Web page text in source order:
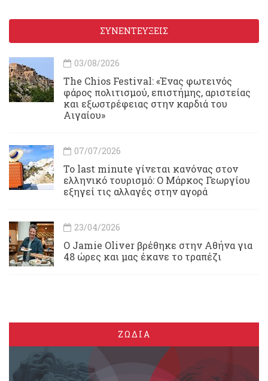
ΣΥΝΕΝΤΕΥΞΕΙΣ
03/08/2026
Τhe Chios Festival: «Ένας φωτεινός
φάρος πολιτισμού, επιστήμης, αριστείας
και εξωστρέφειας στην καρδιά του
Αιγαίου»
07/07/2026
Το last minute γίνεται κανόνας στον
ελληνικό τουρισμό: Ο Μάρκος Γεωργίου
εξηγεί τις αλλαγές στην αγορά
23/04/2026
Ο Jamie Oliver βρέθηκε στην Αθήνα για
48 ώρες και μας έκανε το τραπέζι
ΖΩΔΙΑ